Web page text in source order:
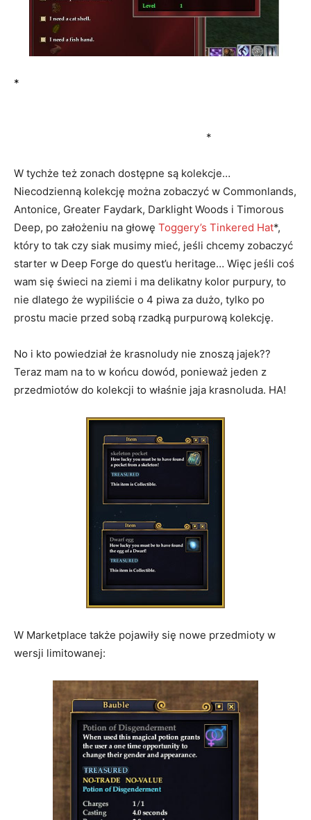
*
*
W tychże też zonach dostępne są kolekcje…
Niecodzienną kolekcję można zobaczyć w Commonlands,
Antonice, Greater Faydark, Darklight Woods i Timorous
Deep, po założeniu na głowę Toggery’s Tinkered Hat*,
który to tak czy siak musimy mieć, jeśli chcemy zobaczyć
starter w Deep Forge do quest’u heritage… Więc jeśli coś
wam się świeci na ziemi i ma delikatny kolor purpury, to
nie dlatego że wypiliście o 4 piwa za dużo, tylko po
prostu macie przed sobą rzadką purpurową kolekcję.
No i kto powiedział że krasnoludy nie znoszą jajek??
Teraz mam na to w końcu dowód, ponieważ jeden z
przedmiotów do kolekcji to właśnie jaja krasnoluda. HA!
W Marketplace także pojawiły się nowe przedmioty w
wersji limitowanej: